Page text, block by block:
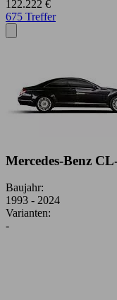
122.222 €
675 Treffer
Mercedes-Benz
Baujahr:
1993 - 2024
Varianten:
-